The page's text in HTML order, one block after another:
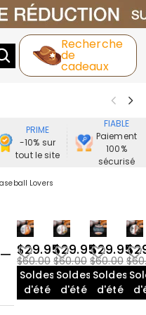
Recherche
de
cadeaux
Ventes
PRIME
-10% sur
tout le site
FIABLE
Paiement
100%
sécurisé
Lovers
$29.95
$60.00
Soldes
d'été
$29.95
$60.00
Soldes
d'été
$29.95
$60.00
Soldes
d'été